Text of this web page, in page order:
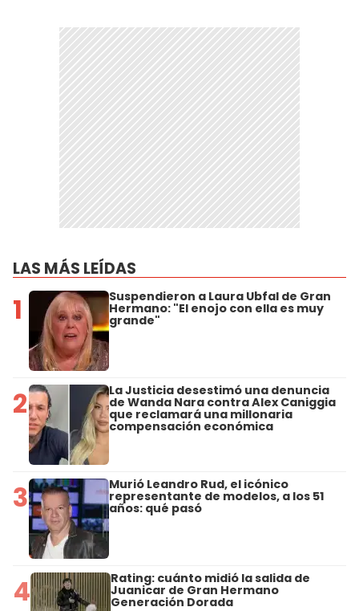
LAS MÁS LEÍDAS
1 Suspendieron a Laura Ubfal de Gran
Hermano: "El enojo con ella es muy
grande"
2 La Justicia desestimó una denuncia
de Wanda Nara contra Alex Caniggia
que reclamará una millonaria
compensación económica
3 Murió Leandro Rud, el icónico
representante de modelos, a los 51
años: qué pasó
4 Rating: cuánto midió la salida de
Juanicar de Gran Hermano
Generación Dorada